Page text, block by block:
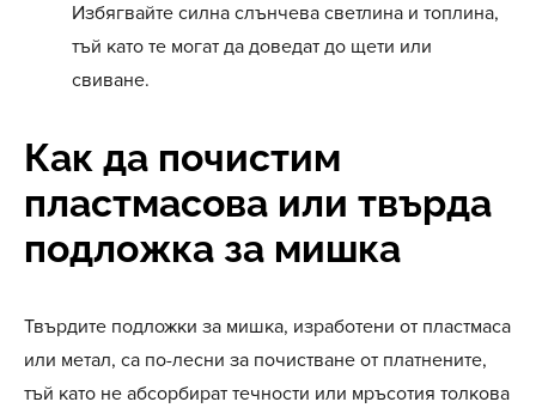
Избягвайте силна слънчева светлина и топлина,
тъй като те могат да доведат до щети или
свиване.
Как да почистим
пластмасова или твърда
подложка за мишка
Твърдите подложки за мишка, изработени от пластмаса
или метал, са по-лесни за почистване от платнените,
тъй като не абсорбират течности или мръсотия толкова